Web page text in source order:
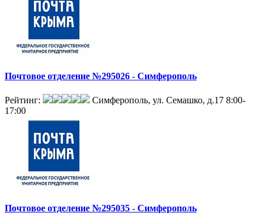
Почтовое отделение №295026 - Симферополь
Рейтинг: Симферополь, ул. Семашко, д.17 8:00-
17:00
Почтовое отделение №295035 - Симферополь